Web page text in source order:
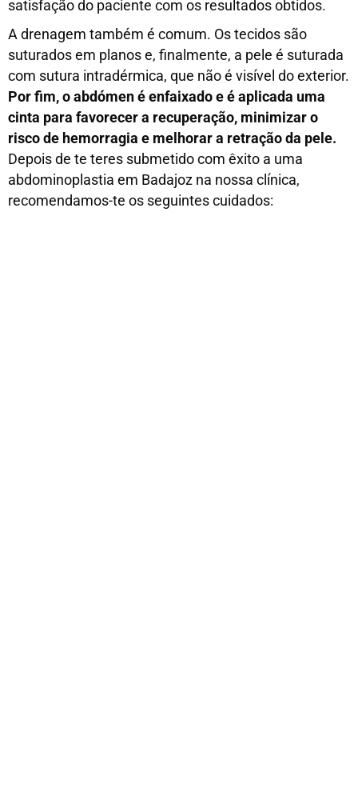
satisfação do paciente com os resultados obtidos.
A drenagem também é comum. Os tecidos são
suturados em planos e, finalmente, a pele é suturada
com sutura intradérmica, que não é visível do exterior.
Por fim, o abdómen é enfaixado e é aplicada uma
cinta para favorecer a recuperação, minimizar o
risco de hemorragia e melhorar a retração da pele.
Depois de te teres submetido com êxito a uma
abdominoplastia em Badajoz na nossa clínica,
recomendamos-te os seguintes cuidados: